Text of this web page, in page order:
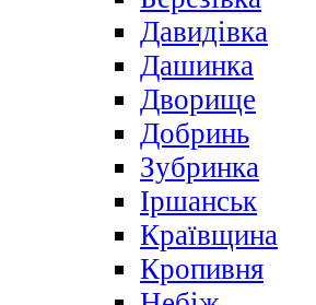
Давидівка
Дашинка
Дворище
Добринь
Зубринка
Іршанськ
Краївщина
Кропивня